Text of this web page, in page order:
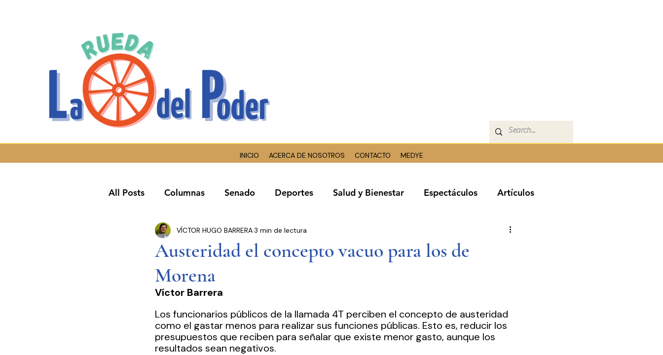
INICIO ACERCA DE NOSOTROS CONTACTO MEDYE
All Posts Columnas Senado Deportes Salud y Bienestar Espectáculos Artículos
Congreso Cdmx Presidencia Entrevistas
Seguridad Pública
Estados y Municipios Partidos Políticos Poder Judicial Cámara de Diputados
Austeridad el concepto vacuo para los de
Morena
VÍCTOR HUGO BARRERA3 min de lectura
Víctor Barrera
Los funcionarios públicos de la llamada 4T perciben el concepto de austeridad
como el gastar menos para realizar sus funciones públicas. Esto es, reducir los
presupuestos que reciben para señalar que existe menor gasto, aunque los
resultados sean negativos.